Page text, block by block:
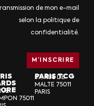
de mon e-mail
selon la politique de
confidentialité.
75011
PARIS TCG
57, RUE DE
MALTE 75011
PARIS